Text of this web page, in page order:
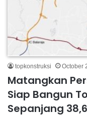
topkonstruksi October
Matangkan
Siap Bangun
Sepanjang